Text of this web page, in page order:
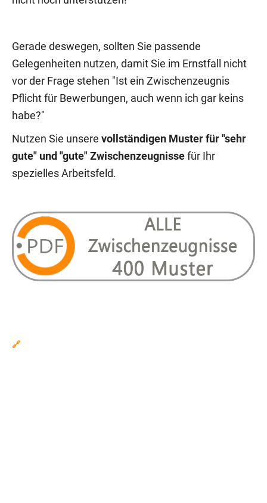
Gerade deswegen, sollten Sie passende
Gelegenheiten nutzen, damit Sie im Ernstfall nicht
vor der Frage stehen "Ist ein Zwischenzeugnis
Pflicht für Bewerbungen, auch wenn ich gar keins
habe?"
Nutzen Sie unsere vollständigen Muster für "sehr
gute" und "gute" Zwischenzeugnisse für Ihr
spezielles Arbeitsfeld.
🔗